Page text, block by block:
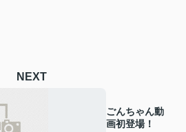
NEXT
ごんちゃん動
画初登場！